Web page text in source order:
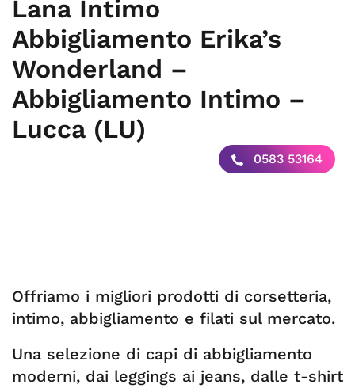
Lana Intimo
Abbigliamento Erika’s
Wonderland –
Abbigliamento Intimo –
Lucca (LU)
0583 53164
Offriamo i migliori prodotti di corsetteria,
intimo, abbigliamento e filati sul mercato.
Una selezione di capi di abbigliamento
moderni, dai leggings ai jeans, dalle t-shirt